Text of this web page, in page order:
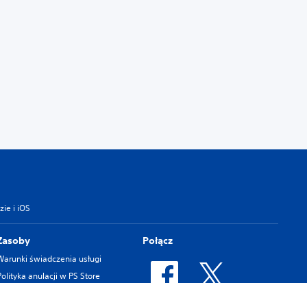
i iOS
świadczenia usługi
anulacji w PS Store
Połącz